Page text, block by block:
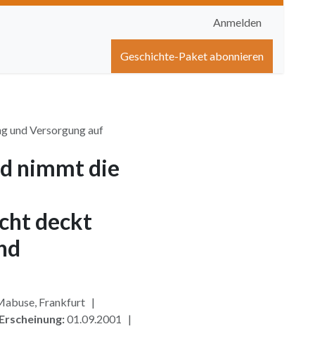
Anmelden
Hilfe
Geschichte-Paket abonnieren
und Versorgung auf
nimmt die
deckt
Frankfurt |
Erscheinung:01.09.2001 |